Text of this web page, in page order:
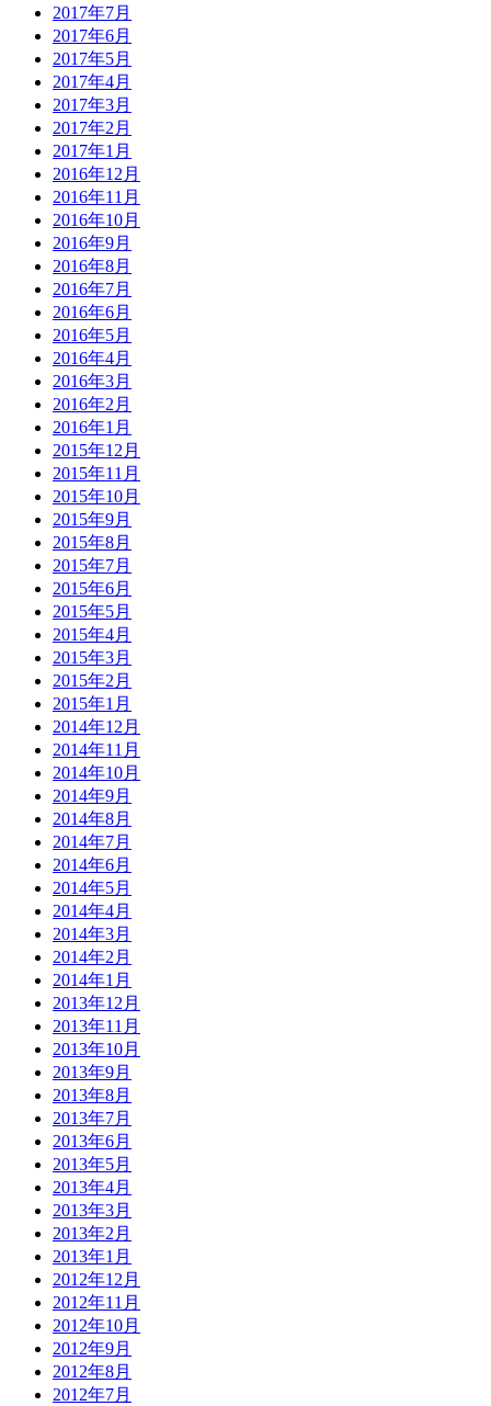
2017年7月
2017年6月
2017年5月
2017年4月
2017年3月
2017年2月
2017年1月
2016年12月
2016年11月
2016年10月
2016年9月
2016年8月
2016年7月
2016年6月
2016年5月
2016年4月
2016年3月
2016年2月
2016年1月
2015年12月
2015年11月
2015年10月
2015年9月
2015年8月
2015年7月
2015年6月
2015年5月
2015年4月
2015年3月
2015年2月
2015年1月
2014年12月
2014年11月
2014年10月
2014年9月
2014年8月
2014年7月
2014年6月
2014年5月
2014年4月
2014年3月
2014年2月
2014年1月
2013年12月
2013年11月
2013年10月
2013年9月
2013年8月
2013年7月
2013年6月
2013年5月
2013年4月
2013年3月
2013年2月
2013年1月
2012年12月
2012年11月
2012年10月
2012年9月
2012年8月
2012年7月